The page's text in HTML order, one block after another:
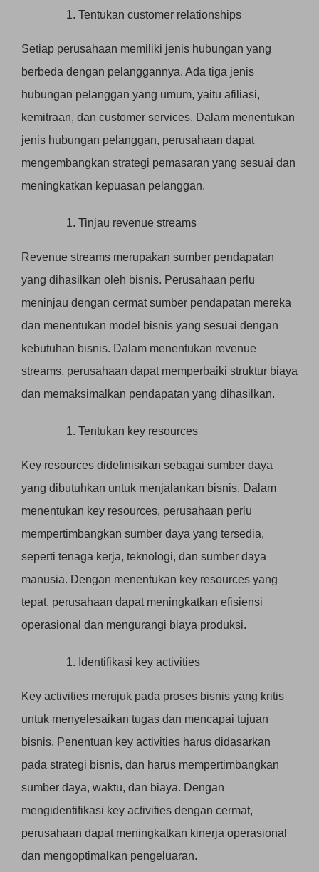
Tentukan customer relationships
Setiap perusahaan memiliki jenis hubungan yang
berbeda dengan pelanggannya. Ada tiga jenis
hubungan pelanggan yang umum, yaitu afiliasi,
kemitraan, dan customer services. Dalam menentukan
jenis hubungan pelanggan, perusahaan dapat
mengembangkan strategi pemasaran yang sesuai dan
meningkatkan kepuasan pelanggan.
Tinjau revenue streams
Revenue streams merupakan sumber pendapatan
yang dihasilkan oleh bisnis. Perusahaan perlu
meninjau dengan cermat sumber pendapatan mereka
dan menentukan model bisnis yang sesuai dengan
kebutuhan bisnis. Dalam menentukan revenue
streams, perusahaan dapat memperbaiki struktur biaya
dan memaksimalkan pendapatan yang dihasilkan.
Tentukan key resources
Key resources didefinisikan sebagai sumber daya
yang dibutuhkan untuk menjalankan bisnis. Dalam
menentukan key resources, perusahaan perlu
mempertimbangkan sumber daya yang tersedia,
seperti tenaga kerja, teknologi, dan sumber daya
manusia. Dengan menentukan key resources yang
tepat, perusahaan dapat meningkatkan efisiensi
operasional dan mengurangi biaya produksi.
Identifikasi key activities
Key activities merujuk pada proses bisnis yang kritis
untuk menyelesaikan tugas dan mencapai tujuan
bisnis. Penentuan key activities harus didasarkan
pada strategi bisnis, dan harus mempertimbangkan
sumber daya, waktu, dan biaya. Dengan
mengidentifikasi key activities dengan cermat,
perusahaan dapat meningkatkan kinerja operasional
dan mengoptimalkan pengeluaran.